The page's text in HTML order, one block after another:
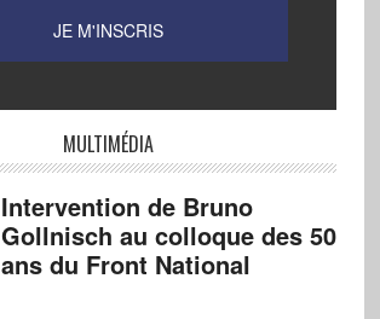
MULTIMÉDIA
Intervention de Bruno
Gollnisch au colloque des 50
ans du Front National